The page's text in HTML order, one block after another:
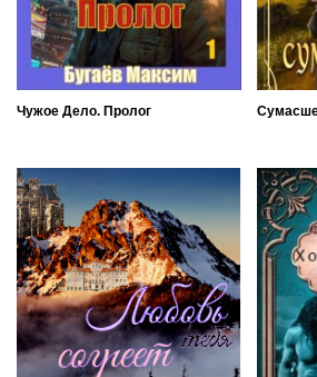
Чужое Дело. Пролог